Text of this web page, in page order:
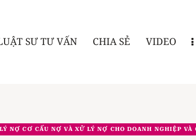
SƯ TƯ VẤN CHIA SẺ VIDEO
NỢ CƠ CẤU NỢ VÀ XỬ LÝ NỢ CHO DOANH NGHIỆP VÀ